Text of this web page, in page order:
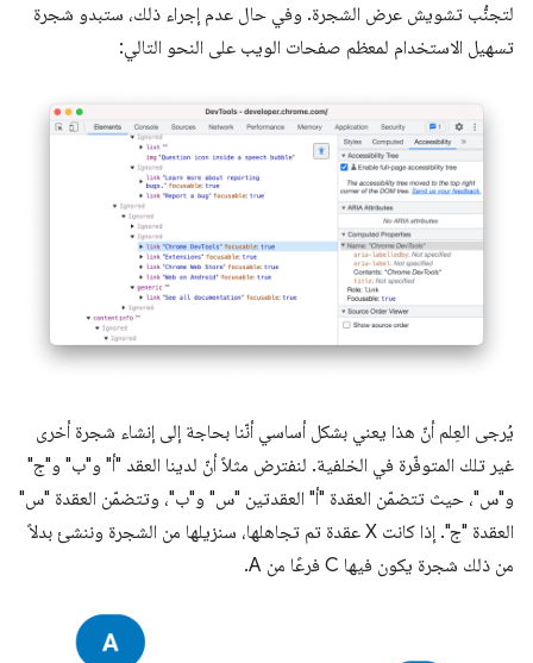
لتجنُّب تشويش عرض الشجرة. وفي حال عدم إجراء ذلك، ستبدو شجرة
تسهيل الاستخدام لمعظم صفحات الويب على النحو التالي:
يُرجى العِلم أنّ هذا يعني بشكل أساسي أنّنا بحاجة إلى إنشاء شجرة أخرى
غير تلك المتوفّرة في الخلفية. لنفترض مثلاً أنّ لدينا العقد "أ" و"ب" و"ج"
و"س"، حيث تتضمّن العقدة "أ" العقدتين "س" و"ب"، وتتضمّن العقدة "س"
العقدة "ج". إذا كانت X عقدة تم تجاهلها، سنزيلها من الشجرة وننشئ بدلاً
من ذلك شجرة يكون فيها C فرعًا من A.